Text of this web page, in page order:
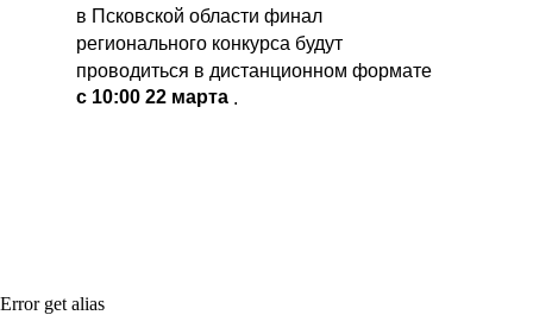
в Псковской области финал
регионального конкурса будут
проводиться в дистанционном формате
с 10:00 22 марта .
Error get alias